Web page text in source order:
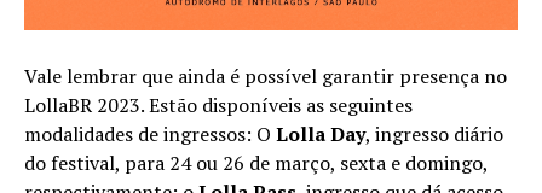
Vale lembrar que ainda é possível garantir presença no
LollaBR 2023. Estão disponíveis as seguintes
modalidades de ingressos: O Lolla Day, ingresso diário
do festival, para 24 ou 26 de março, sexta e domingo,